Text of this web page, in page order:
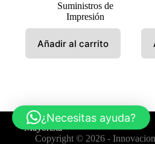
Suministros de
Impresión
Añadir al carrito
Tienda Contáctanos
Mayorista
Copyright © 2026 -
¿Necesitas ayuda?